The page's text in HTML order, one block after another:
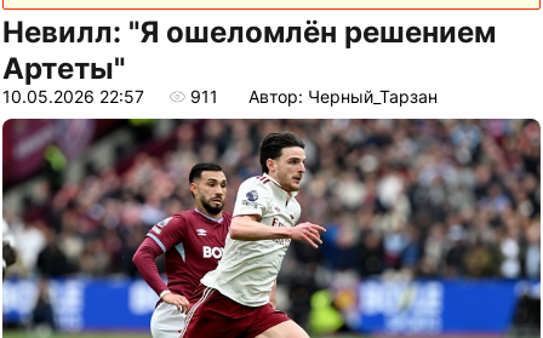
Невилл: "Я ошеломлён решением
Артеты"
10.05.2026 22:57 911 Автор: Черный_Тарзан